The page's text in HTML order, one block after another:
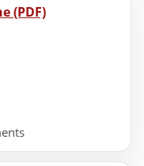
(PDF)